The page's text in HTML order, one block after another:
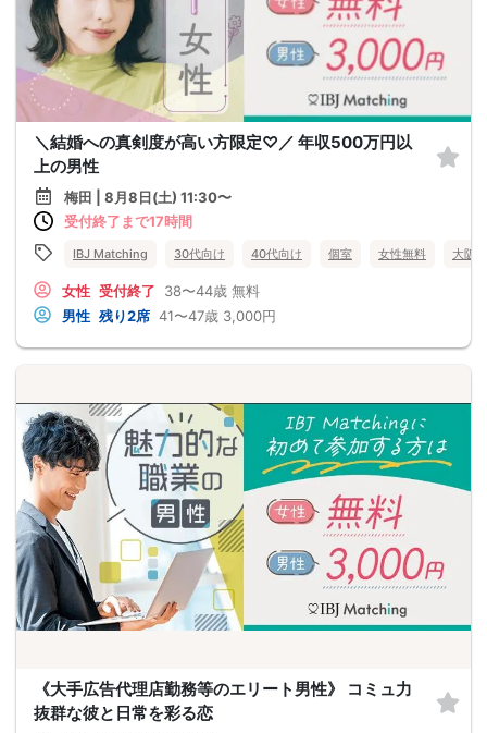
＼結婚への真剣度が高い方限定♡／ 年収500万円以
上の男性
梅田 | 8月8日(土) 11:30〜
受付終了まで17時間
IBJ Matching 30代向け 40代向け 個室 女性無料 大阪府
女性 受付終了 38〜44歳 無料
男性 残り2席 41〜47歳 3,000円
《大手広告代理店勤務等のエリート男性》 コミュ力
抜群な彼と日常を彩る恋